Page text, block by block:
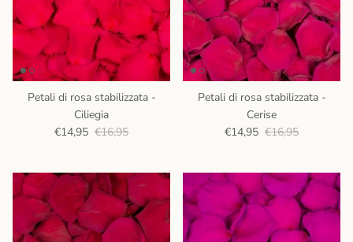
Petali di rosa stabilizzata -
Ciliegia
€14,95 €16,95
Petali di rosa stabilizzata -
Cerise
€14,95 €16,95